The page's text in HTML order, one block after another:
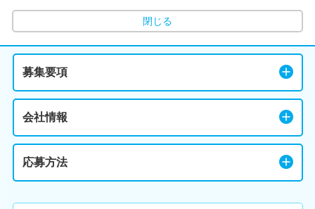
閉じる
募集要項
会社情報
応募方法